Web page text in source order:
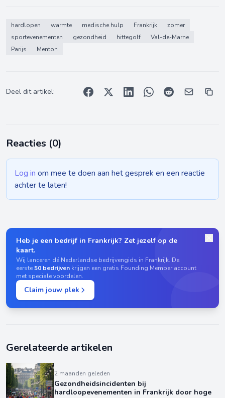
hardlopen warmte medische hulp Frankrijk
zomer
sportevenementen
gezondheid hittegolf
Val-de-Marne
Parijs
Menton
Deel dit artikel:
Reacties (0)
Log in om mee te doen aan het gesprek en een reactie
achter te laten!
Heb je een bedrijf in Frankrijk? Zet jezelf op de
kaart.
Wij lanceren dé Nederlandse bedrijvengids in Frankrijk. De
eerste50 bedrijven krijgen een gratis Founding Member account
met speciale voordelen.
Claim jouw plek
Gerelateerde artikelen
2 maanden geleden
Gezondheidsincidenten bij
hardloopevenementen in Frankrijk door hoge